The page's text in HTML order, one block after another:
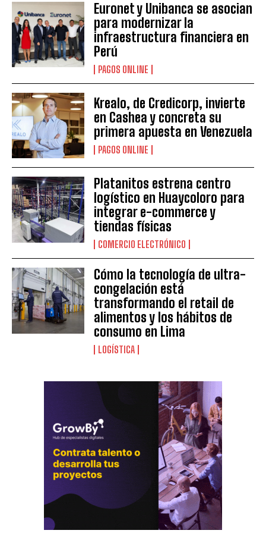
Euronet y Unibanca se asocian
para modernizar la
infraestructura financiera en
Perú
PAGOS ONLINE
Krealo, de Credicorp, invierte
en Cashea y concreta su
primera apuesta en Venezuela
PAGOS ONLINE
Platanitos estrena centro
logístico en Huaycoloro para
integrar e-commerce y
tiendas físicas
COMERCIO ELECTRÓNICO
Cómo la tecnología de ultra-
congelación está
transformando el retail de
alimentos y los hábitos de
consumo en Lima
LOGÍSTICA